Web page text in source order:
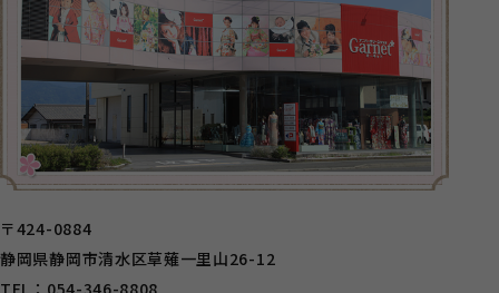
〒424-0884
静岡県静岡市清水区草薙一里山26-12